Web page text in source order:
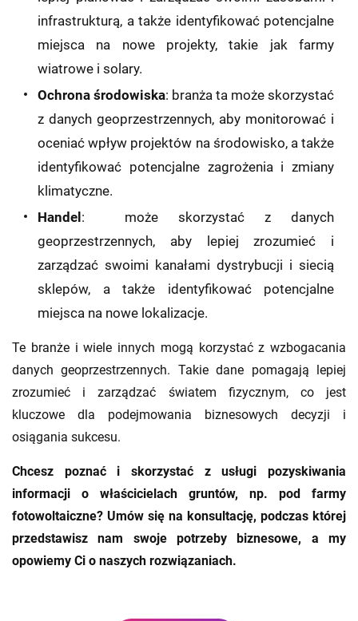
infrastrukturą, a także identyfikować potencjalne
miejsca na nowe projekty, takie jak farmy
wiatrowe i solary.
Ochrona środowiska: branża ta może skorzystać
z danych geoprzestrzennych, aby monitorować i
oceniać wpływ projektów na środowisko, a także
identyfikować potencjalne zagrożenia i zmiany
klimatyczne.
Handel : może skorzystać z danych
geoprzestrzennych, aby lepiej zrozumieć i
zarządzać swoimi kanałami dystrybucji i siecią
sklepów, a także identyfikować potencjalne
miejsca na nowe lokalizacje.
Te branże i wiele innych mogą korzystać z wzbogacania
danych geoprzestrzennych. Takie dane pomagają lepiej
zrozumieć i zarządzać światem fizycznym, co jest
kluczowe dla podejmowania biznesowych decyzji i
osiągania sukcesu.
Chcesz poznać i skorzystać z usługi pozyskiwania
informacji o właścicielach gruntów, np. pod farmy
fotowoltaiczne? Umów się na konsultację, podczas której
przedstawisz nam swoje potrzeby biznesowe, a my
opowiemy Ci o naszych rozwiązaniach.